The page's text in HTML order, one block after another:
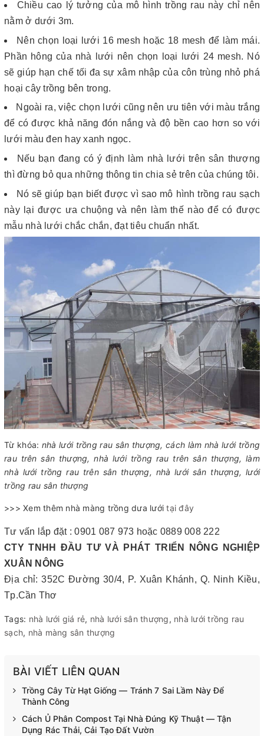
Chiều cao lý tưởng của mô hình trồng rau này chỉ nên
nằm ở dưới 3m.
Nên chọn loại lưới 16 mesh hoặc 18 mesh để làm mái.
Phần hông của nhà lưới nên chọn loại lưới 24 mesh. Nó
sẽ giúp hạn chế tối đa sự xâm nhập của côn trùng nhỏ phá
hoại cây trồng bên trong.
Ngoài ra, việc chọn lưới cũng nên ưu tiên với màu trắng
để có được khả năng đón nắng và độ bền cao hơn so với
lưới màu đen hay xanh ngọc.
Nếu bạn đang có ý định làm nhà lưới trên sân thượng
thì đừng bỏ qua những thông tin chia sẻ trên của chúng tôi.
Nó sẽ giúp bạn biết được vì sao mô hình trồng rau sạch
này lại được ưa chuộng và nên làm thế nào để có được
mẫu nhà lưới chắc chắn, đạt tiêu chuẩn nhất.
Từ khóa: nhà lưới trồng rau sân thượng, cách làm nhà lưới trồng
rau trên sân thượng, nhà lưới trồng rau trên sân thượng, làm
nhà lưới trồng rau trên sân thượng, nhà lưới sân thượng, lưới
trồng rau sân thượng
>>> Xem thêm nhà màng trồng dưa lướitại đây
Tư vấn lắp đặt : 0901 087 973 hoặc 0889 008 222
CTY TNHH ĐẦU TƯ VÀ PHÁT TRIỂN NÔNG NGHIỆP
XUÂN NÔNG
Địa chỉ: 352C Đường 30/4, P. Xuân Khánh, Q. Ninh Kiều,
Tp.Cần Thơ
Tags: nhà lưới giá rẻ, nhà lưới sân thượng, nhà lưới trồng rau
sạch, nhà màng sân thượng
BÀI VIẾT LIÊN QUAN
Trồng Cây Từ Hạt Giống — Tránh 7 Sai Lầm Này Để
Thành Công
Cách Ủ Phân Compost Tại Nhà Đúng Kỹ Thuật — Tận
Dụng Rác Thải, Cải Tạo Đất Vườn